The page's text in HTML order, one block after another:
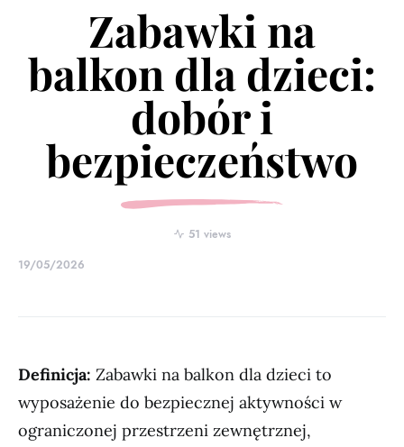
Zabawki na
balkon dla dzieci:
dobór i
bezpieczeństwo
51 views
19/05/2026
Definicja: Zabawki na balkon dla dzieci to
wyposażenie do bezpiecznej aktywności w
ograniczonej przestrzeni zewnętrznej,